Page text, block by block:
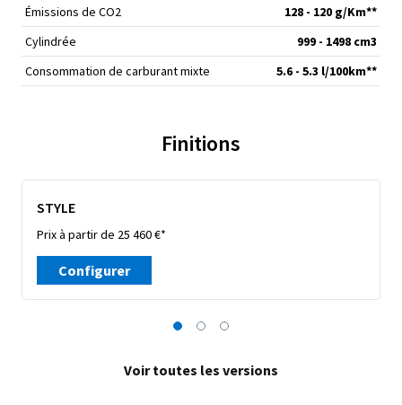
Émissions de CO2
128 - 120 g/Km**
Cylindrée
999 - 1498 cm3
Consommation de carburant mixte
5.6 - 5.3 l/100km**
Finitions
STYLE
Prix à partir de 25 460 €*
Configurer
Voir toutes les versions